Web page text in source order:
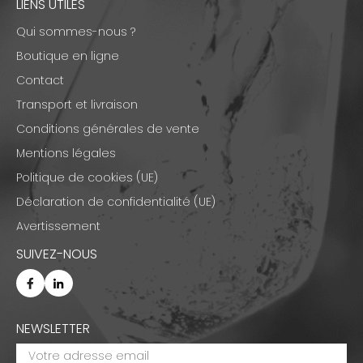
LIENS UTILES
Qui sommes-nous ?
Boutique en ligne
Contact
Transport et livraison
Conditions générales de vente
Mentions légales
Politique de cookies (UE)
Déclaration de confidentialité (UE)
Avertissement
SUIVEZ-NOUS
NEWSLETTER